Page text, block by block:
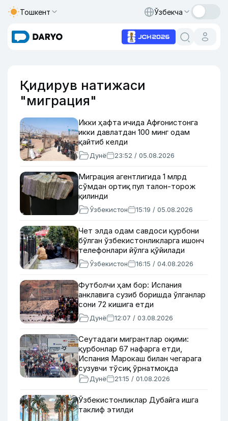
Тошкент Ўзбекча
Қидирув натижаси
"миграция"
Икки ҳафта ичида Афғонистонга
икки давлатдан 100 минг одам
қайтиб келди
Дунё 23:52 / 05.08.2026
Миграция агентлигида 1 млрд
сўмдан ортиқ пул талон-торож
қилинди
Ўзбекистон 15:19 / 05.08.2026
Чет элда одам савдоси қурбони
бўлган ўзбекистонликларга ишонч
телефонлари йўлга қўйилади
Ўзбекистон 16:15 / 04.08.2026
Футболчи ҳам бор: Испания
анклавига сузиб боришда ўлганлар
сони 72 кишига етди
Дунё 12:07 / 03.08.2026
Сеутадаги мигрантлар оқими:
қурбонлар 67 нафарга етди,
Испания Марокаш билан чегарага
сузувчи тўсиқ ўрнатмоқда
Дунё 21:15 / 01.08.2026
Ўзбекистонликлар Дубайга ишга
таклиф этилди